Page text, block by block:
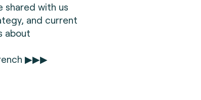
shared with us
and current
about
▶▶▶